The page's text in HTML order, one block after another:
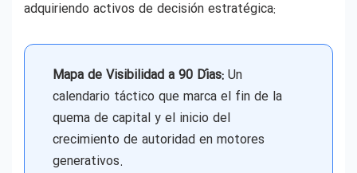
adquiriendo activos de decisión estratégica:
Mapa de Visibilidad a 90 Días: Un
calendario táctico que marca el fin de la
quema de capital y el inicio del
crecimiento de autoridad en motores
generativos.